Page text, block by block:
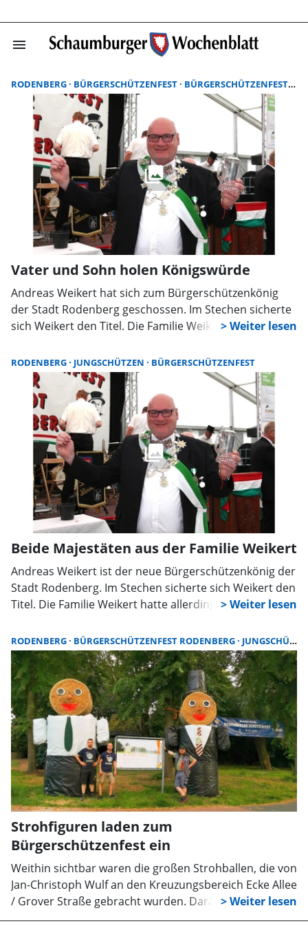
menu
RODENBERG BÜRGERSCHÜTZENFEST BÜRGERSCHÜTZENFEST RODENBERG
Vater und Sohn holen Königswürde
Andreas Weikert hat sich zum Bürgerschützenkönig
der Stadt Rodenberg geschossen. Im Stechen sicherte
sich Weikert den Titel. Die Familie Weikert hatte
Weikert wurde Jungschützenkönig.
RODENBERG JUNGSCHÜTZEN BÜRGERSCHÜTZENFEST
Beide Majestäten aus der Familie Weikert
Andreas Weikert ist der neue Bürgerschützenkönig der
Stadt Rodenberg. Im Stechen sicherte sich Weikert den
Titel. Die Familie Weikert hatte allerdings Grund gleich
Jungschützenkönig.
RODENBERG BÜRGERSCHÜTZENFEST RODENBERG JUNGSCHÜTZEN
Strohfiguren laden zum
Bürgerschützenfest ein
Weithin sichtbar waren die großen Strohballen, die von
Jan-Christoph Wulf an den Kreuzungsbereich Ecke Allee
/ Grover Straße gebracht wurden. Daraus wurde keine
Sperrung der Straße, sondern von den Jungschützen